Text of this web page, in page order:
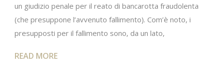
un giudizio penale per il reato di bancarotta fraudolenta
(che presuppone l’avvenuto fallimento). Com’è noto, i
presupposti per il fallimento sono, da un lato,
READ MORE